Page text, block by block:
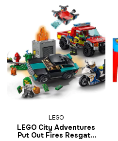
LEGO
LEGO City Adventures
Put Out Fires Resgate